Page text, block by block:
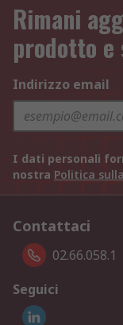
Rimani
prodotto
Indirizzo email
I dati personali
nostra Politica
Contattaci
02.66.058.1
Seguici